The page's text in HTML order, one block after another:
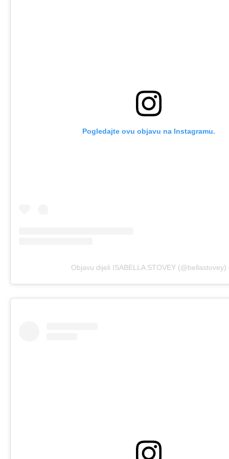
Pogledajte ovu objavu na Instagramu.
Objavu dijeli ISABELLA STOVEY (@bellastovey)